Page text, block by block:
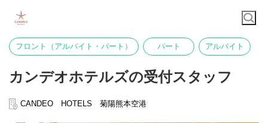
フロント（アルバイト・パート） パート アルバイト
カンデオホテルズの受付スタッフ
CANDEO HOTELS 菊陽熊本空港